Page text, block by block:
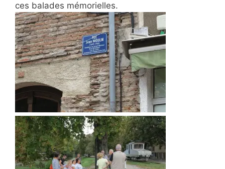
ces balades mémorielles.